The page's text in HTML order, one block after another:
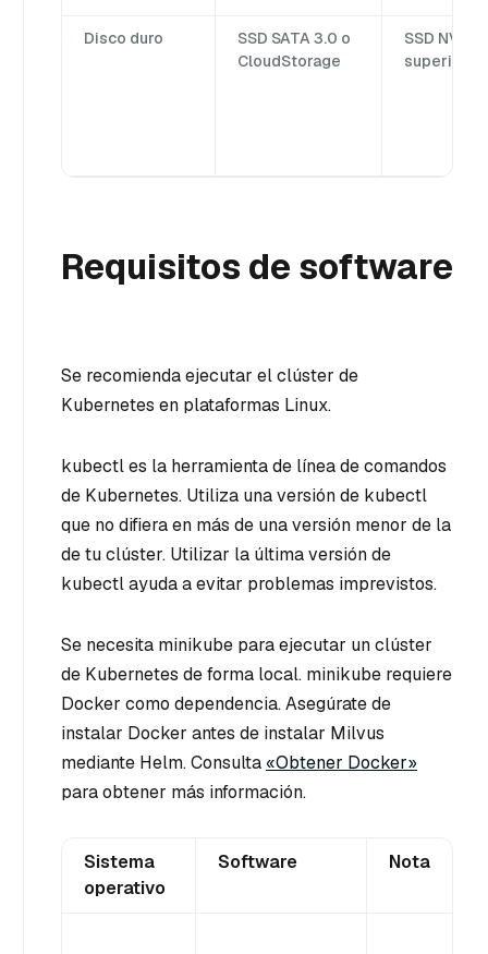
Disco duro
SSD SATA 3.0 o
CloudStorage
SSD NVMe
superior
Requisitos de software
Se recomienda ejecutar el clúster de
Kubernetes en plataformas Linux.
kubectl es la herramienta de línea de comandos
de Kubernetes. Utiliza una versión de kubectl
que no difiera en más de una versión menor de la
de tu clúster. Utilizar la última versión de
kubectl ayuda a evitar problemas imprevistos.
Se necesita minikube para ejecutar un clúster
de Kubernetes de forma local. minikube requiere
Docker como dependencia. Asegúrate de
instalar Docker antes de instalar Milvus
mediante Helm. Consulta «Obtener Docker»
para obtener más información.
Sistema
operativo
Software Nota